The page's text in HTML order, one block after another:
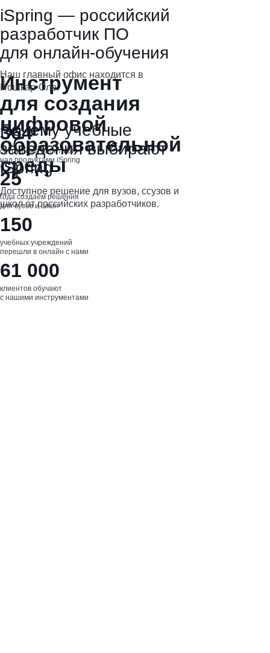
Инструмент
для создания
цифровой
образовательной
среды
Доступное решение для вузов, ссузов и
школ от российских разработчиков.
Попробовать бесплатно
iSpring — российский
разработчик ПО
для онлайн-обучения
Наш главный офис находится в
Йошкар-Оле.
364
сотрудника работают
над продуктами iSpring
25
года создаём решения
для вузов и школ
150
учебных учреждений
перешли в онлайн с нами
61 000
клиентов обучают
с нашими инструментами
Почему учебные
заведения выбирают
iSpring